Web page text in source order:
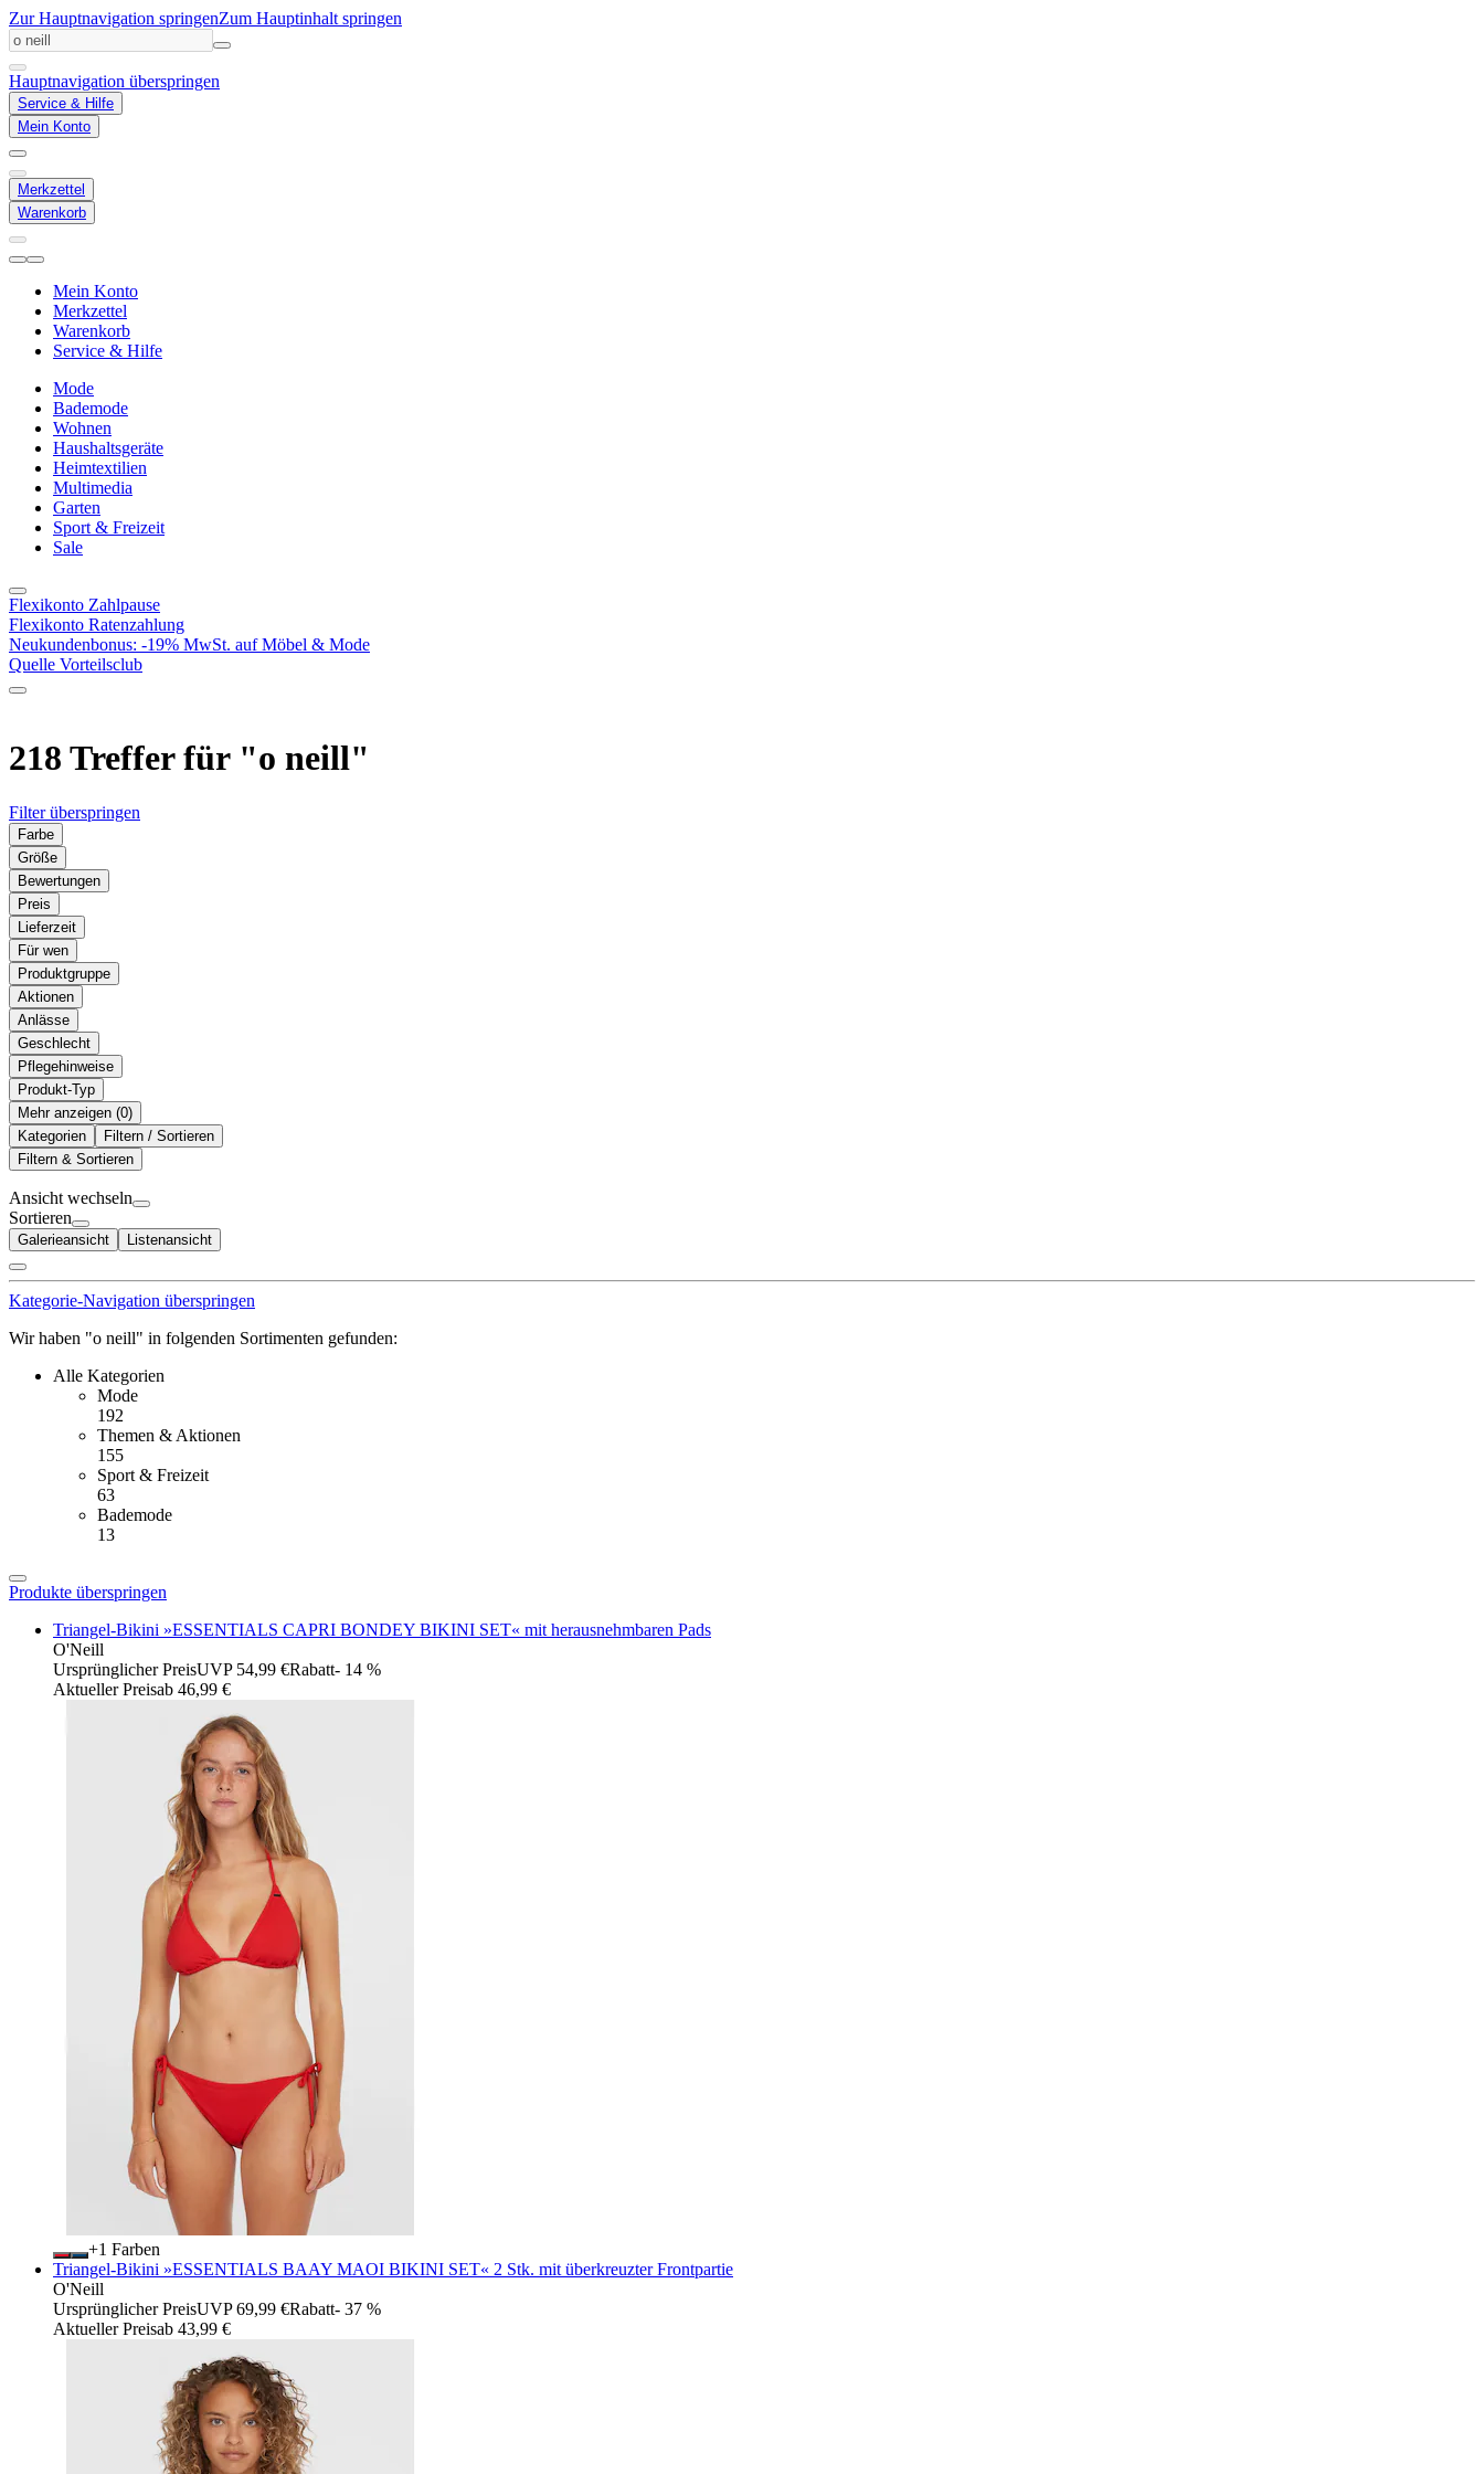
Zur Hauptnavigation springenZum Hauptinhalt springen
Hauptnavigation überspringen
Service & Hilfe
Mein Konto
Merkzettel
Warenkorb
Mein Konto
Merkzettel
Warenkorb
Service & Hilfe
Mode
Bademode
Wohnen
Haushaltsgeräte
Heimtextilien
Multimedia
Garten
Sport & Freizeit
Sale
Flexikonto Zahlpause
Flexikonto Ratenzahlung
Neukundenbonus: -19% MwSt. auf Möbel & Mode
Quelle Vorteilsclub
218 Treffer für "o neill"
Filter überspringen
Farbe
Größe
Bewertungen
Preis
Lieferzeit
Für wen
Produktgruppe
Aktionen
Anlässe
Geschlecht
Pflegehinweise
Produkt-Typ
Mehr anzeigen ( )
Kategorien
Filtern / Sortieren
Filtern & Sortieren
Ansicht wechseln
Sortieren
Galerieansicht Listenansicht
Kategorie-Navigation überspringen
Wir haben "o neill" in folgenden Sortimenten gefunden:
Alle Kategorien
Mode
192
Themen & Aktionen
155
Sport & Freizeit
63
Bademode
13
Produkte überspringen
Triangel-Bikini »ESSENTIALS CAPRI BONDEY BIKINI SET« mit herausnehmbaren Pads
O'Neill
Ursprünglicher PreisUVP 54,99 €Rabatt- 14 %
Aktueller Preisab 46,99 €
+
Farben
Triangel-Bikini »ESSENTIALS BAAY MAOI BIKINI SET« 2 Stk. mit überkreuzter Frontpartie
O'Neill
Ursprünglicher PreisUVP 69,99 €Rabatt- 37 %
Aktueller Preisab 43,99 €